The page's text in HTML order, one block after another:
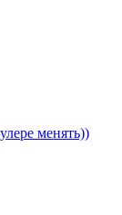
менять))